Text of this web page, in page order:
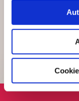
Lundi au